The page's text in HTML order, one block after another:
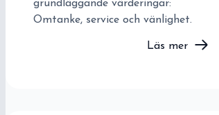
grundläggande värderingar:
Omtanke, service och vänlighet.
Läs mer